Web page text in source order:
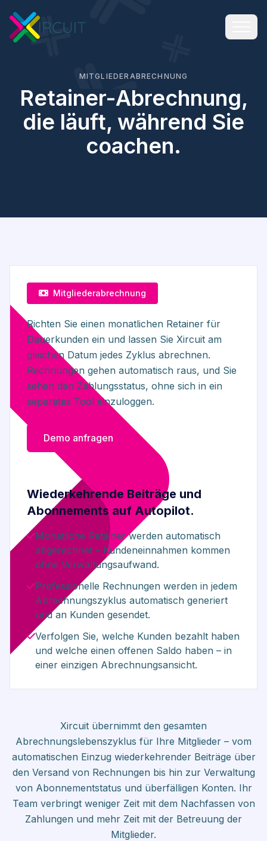
MITGLIEDERABRECHNUNG
Retainer-Abrechnung,
die läuft, während Sie
coachen.
Mitgliederabrechnung
Richten Sie einen monatlichen Retainer für
Dauerkunden ein und lassen Sie Xircuit am
gleichen Datum jedes Zyklus abrechnen.
Rechnungen gehen automatisch raus, und Sie
sehen den Zahlungsstatus, ohne sich in ein
separates Tool einzuloggen.
Demo anfragen
Wiederkehrende Beiträge und
Abonnements auf Autopilot.
Monatliche Retainer werden automatisch
abgerechnet – Kundeneinnahmen kommen
ohne Verwaltungsaufwand.
Professionelle Rechnungen werden in jedem
Abrechnungszyklus automatisch generiert
und an Kunden gesendet.
Verfolgen Sie, welche Kunden bezahlt haben
und welche einen offenen Saldo haben – in
einer einzigen Abrechnungsansicht.
Xircuit übernimmt den gesamten
Abrechnungslebenszyklus für Ihre Mitglieder – vom
automatischen Einzug wiederkehrender Beiträge über
den Versand von Rechnungen bis hin zur Verwaltung
von Abonnementstatus und überfälligen Konten. Ihr
Team verbringt weniger Zeit mit dem Nachfassen von
Zahlungen und mehr Zeit mit der Betreuung der
Mitglieder.